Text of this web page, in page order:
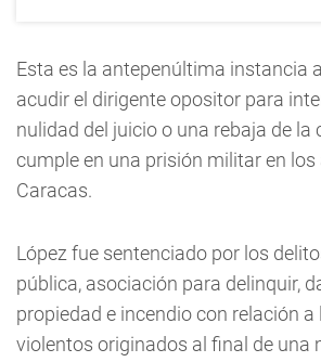
Esta es la antepenúltima instancia
acudir el dirigente opositor para
nulidad del juicio o una rebaja de la
cumple en una prisión militar en los
Caracas.
López fue sentenciado por los
pública, asociación para delinquir,
propiedad e incendio con relación a
violentos originados al final de una